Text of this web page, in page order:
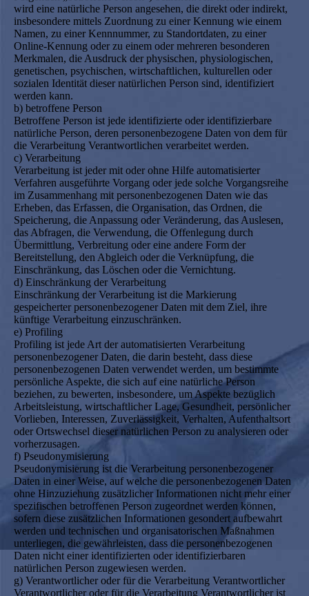
wird eine natürliche Person angesehen, die direkt oder indirekt,
insbesondere mittels Zuordnung zu einer Kennung wie einem
Namen, zu einer Kennnummer, zu Standortdaten, zu einer
Online-Kennung oder zu einem oder mehreren besonderen
Merkmalen, die Ausdruck der physischen, physiologischen,
genetischen, psychischen, wirtschaftlichen, kulturellen oder
sozialen Identität dieser natürlichen Person sind, identifiziert
werden kann.
b) betroffene Person
Betroffene Person ist jede identifizierte oder identifizierbare
natürliche Person, deren personenbezogene Daten von dem für
die Verarbeitung Verantwortlichen verarbeitet werden.
c) Verarbeitung
Verarbeitung ist jeder mit oder ohne Hilfe automatisierter
Verfahren ausgeführte Vorgang oder jede solche Vorgangsreihe
im Zusammenhang mit personenbezogenen Daten wie das
Erheben, das Erfassen, die Organisation, das Ordnen, die
Speicherung, die Anpassung oder Veränderung, das Auslesen,
das Abfragen, die Verwendung, die Offenlegung durch
Übermittlung, Verbreitung oder eine andere Form der
Bereitstellung, den Abgleich oder die Verknüpfung, die
Einschränkung, das Löschen oder die Vernichtung.
d) Einschränkung der Verarbeitung
Einschränkung der Verarbeitung ist die Markierung
gespeicherter personenbezogener Daten mit dem Ziel, ihre
künftige Verarbeitung einzuschränken.
e) Profiling
Profiling ist jede Art der automatisierten Verarbeitung
personenbezogener Daten, die darin besteht, dass diese
personenbezogenen Daten verwendet werden, um bestimmte
persönliche Aspekte, die sich auf eine natürliche Person
beziehen, zu bewerten, insbesondere, um Aspekte bezüglich
Arbeitsleistung, wirtschaftlicher Lage, Gesundheit, persönlicher
Vorlieben, Interessen, Zuverlässigkeit, Verhalten, Aufenthaltsort
oder Ortswechsel dieser natürlichen Person zu analysieren oder
vorherzusagen.
f) Pseudonymisierung
Pseudonymisierung ist die Verarbeitung personenbezogener
Daten in einer Weise, auf welche die personenbezogenen Daten
ohne Hinzuziehung zusätzlicher Informationen nicht mehr einer
spezifischen betroffenen Person zugeordnet werden können,
sofern diese zusätzlichen Informationen gesondert aufbewahrt
werden und technischen und organisatorischen Maßnahmen
unterliegen, die gewährleisten, dass die personenbezogenen
Daten nicht einer identifizierten oder identifizierbaren
natürlichen Person zugewiesen werden.
g) Verantwortlicher oder für die Verarbeitung Verantwortlicher
Verantwortlicher oder für die Verarbeitung Verantwortlicher ist